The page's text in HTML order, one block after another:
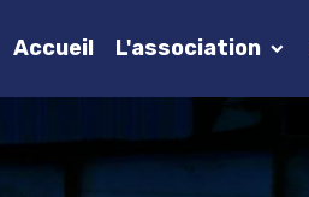
Accueil L'association